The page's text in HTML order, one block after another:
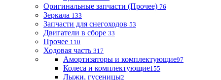
Оригинальные запчасти (Прочее) 76
Зеркала 133
Запчасти для снегоходов 53
Двигатели в сборе 33
Прочее 110
Ходовая часть 317
Амортизаторы и комплектующие97
Колеса и комплектующие155
Лыжи, гусеницы2